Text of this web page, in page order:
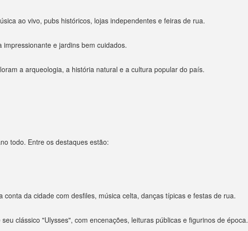
ao vivo, pubs históricos, lojas independentes e feiras de rua.
e jardins bem cuidados.
a arqueologia, a história natural e a cultura popular do país.
todo. Entre os destaques estão:
da cidade com desfiles, música celta, danças típicas e festas de rua.
clássico "Ulysses", com encenações, leituras públicas e figurinos de época.